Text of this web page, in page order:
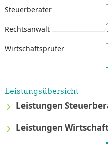
Steuerberater
Rechtsanwalt
Wirtschaftsprüfer
Leistungsübersicht
Leistungen
Leistungen